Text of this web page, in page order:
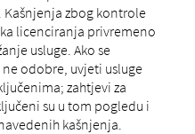
Kašnjenja zbog kontrole
licenciranja privremeno
usluge. Ako se
odobre, uvjeti usluge
zahtjevi za
su u tom pogledu i
kašnjenja.